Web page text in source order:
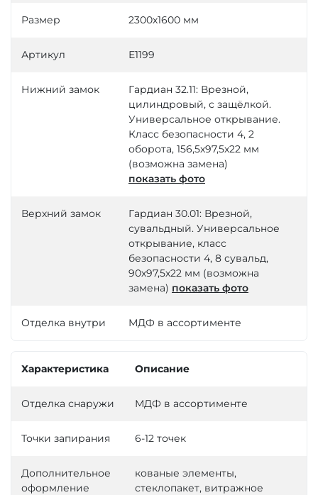
Размер 2300х1600 мм
Артикул Е1199
Нижний замок
Гардиан 32.11: Врезной,
цилиндровый, с защёлкой.
Универсальное открывание.
Класс безопасности 4, 2
оборота, 156,5х97,5х22 мм
(возможна замена)
показать фото
Верхний замок
Гардиан 30.01: Врезной,
сувальдный. Универсальное
открывание, класс
безопасности 4, 8 сувальд,
90х97,5х22 мм (возможна
замена) показать фото
Отделка внутри МДФ в ассортименте
Характеристика Описание
Отделка снаружи МДФ в ассортименте
Точки запирания 6-12 точек
Дополнительное
оформление
кованые элементы,
стеклопакет, витражное